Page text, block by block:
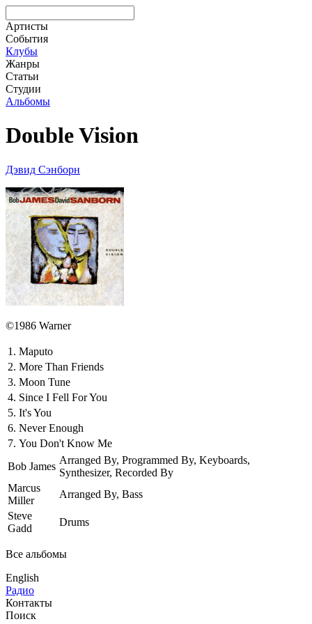
Артисты
События
Клубы
Жанры
Статьи
Студии
Альбомы
Double Vision
Дэвид Сэнборн
©1986 Warner
1. Maputo
2. More Than Friends
3. Moon Tune
4. Since I Fell For You
5. It's You
6. Never Enough
7. You Don't Know Me
Bob James
Arranged By, Programmed By, Keyboards,
Synthesizer, Recorded By
Marcus
Miller
Arranged By, Bass
Steve
Gadd
Drums
Все альбомы
English
Радио
Контакты
Поиск